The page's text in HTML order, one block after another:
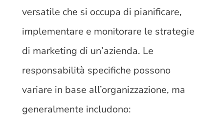
versatile che si occupa di pianificare,
implementare e monitorare le strategie
di marketing di un’azienda. Le
responsabilità specifiche possono
variare in base all’organizzazione, ma
generalmente includono: